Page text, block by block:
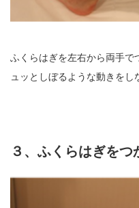
ふくらはぎを左右から両手で
ュッとしぼるような動きを
３、ふくらはぎをつ